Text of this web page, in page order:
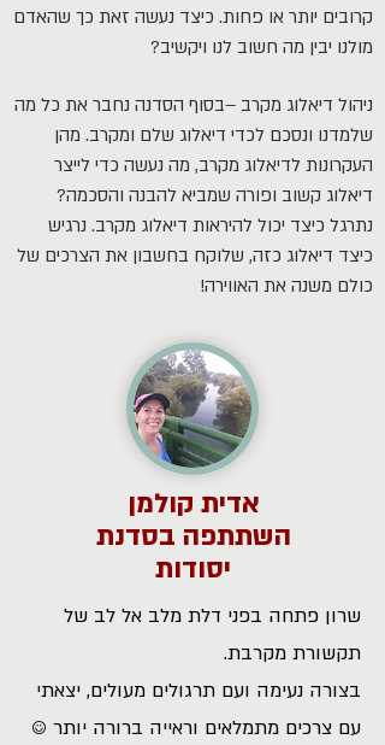
קרובים יותר או פחות. כיצד נעשה זאת כך שהאדם
מולנו יבין מה חשוב לנו ויקשיב?
ניהול דיאלוג מקרב –בסוף הסדנה נחבר את כל מה
שלמדנו ונסכם לכדי דיאלוג שלם ומקרב. מהן
העקרונות לדיאלוג מקרב, מה נעשה כדי לייצר
דיאלוג קשוב ופורה שמביא להבנה והסכמה?
נתרגל כיצד יכול להיראות דיאלוג מקרב. נרגיש
כיצד דיאלוג כזה, שלוקח בחשבון את הצרכים של
כולם משנה את האווירה!
אדית קולמן
השתתפה בסדנת
יסודות
שרון פתחה בפני דלת מלב אל לב של
תקשורת מקרבת.
בצורה נעימה ועם תרגולים מעולים, יצאתי
עם צרכים מתמלאים וראייה ברורה יותר ☺